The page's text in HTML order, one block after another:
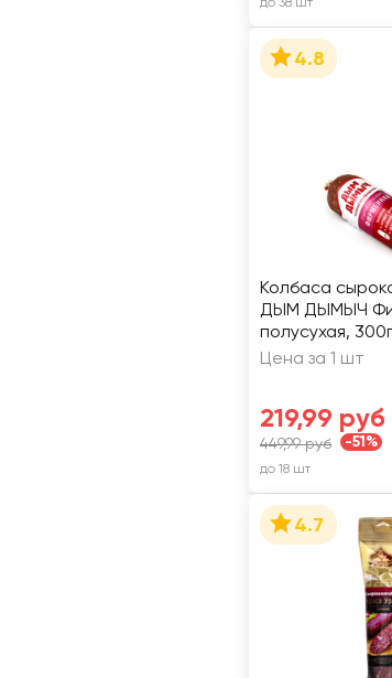
4.8
Колбаса
ДЫМ ДЫМЫЧ
полусухая, 300г
Цена за 1 шт
219,99 руб
449,99 руб -51%
до 18 шт
4.7